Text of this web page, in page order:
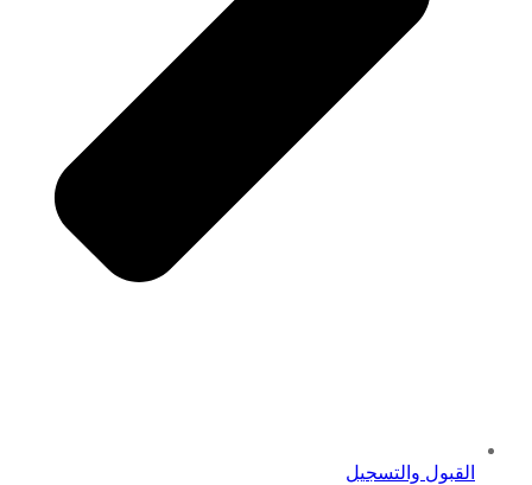
القبول والتسجيل